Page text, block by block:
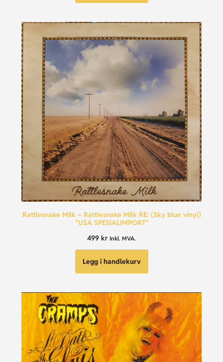
Rattlesnake Milk – Rattlesnake Milk RE: (Sky blue vinyl)
*USA SPESIALIMPORT*
499 kr Inkl. MVA.
Legg i handlekurv